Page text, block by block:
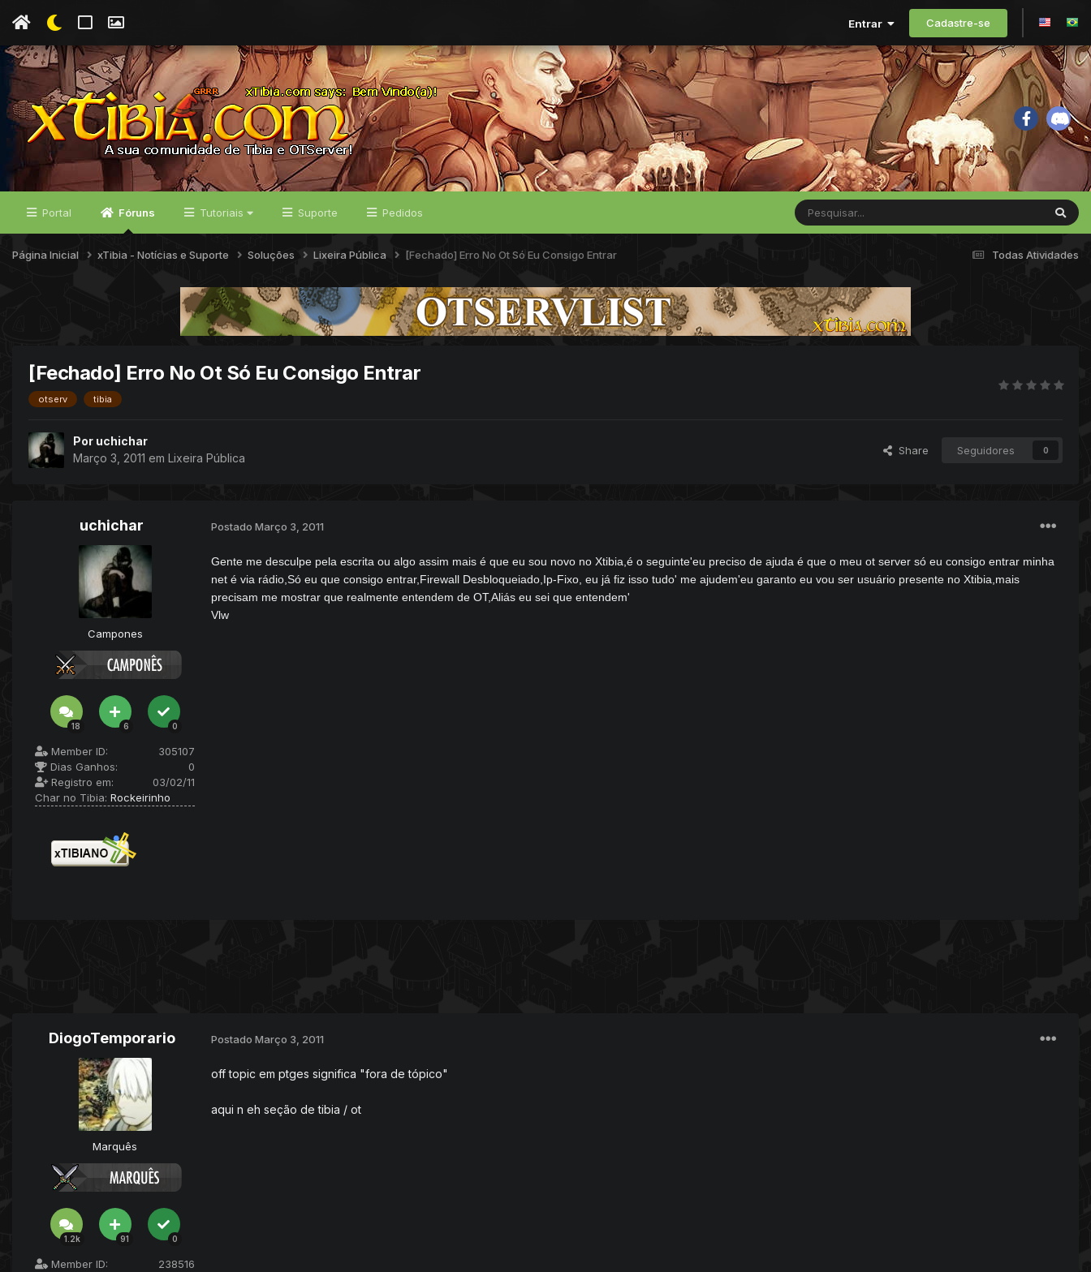
Entrar Cadastre-se
Portal Fóruns Tutoriais Suporte Pedidos
Todas Atividades
Página Inicial xTibia - Notícias e Suporte Soluções Lixeira Pública [Fechado] Erro No Ot Só Eu Consigo Entrar
[Fechado] Erro No Ot Só Eu Consigo Entrar
otserv tibia
Por uchichar
Março 3, 2011 em Lixeira Pública
Share Seguidores 0
uchichar
Campones
18 6 0
Member ID:
305107
Dias Ganhos:
0
Registro em:
03/02/11
Char no Tibia: Rockeirinho
Postado Março 3, 2011
Gente me desculpe pela escrita ou algo assim mais é que eu sou novo no Xtibia,é o seguinte'eu preciso de ajuda é que o meu ot server só eu consigo entrar minha
net é via rádio,Só eu que consigo entrar,Firewall Desbloqueiado,Ip-Fixo, eu já fiz isso tudo' me ajudem'eu garanto eu vou ser usuário presente no Xtibia,mais
precisam me mostrar que realmente entendem de OT,Aliás eu sei que entendem'
Vlw
DiogoTemporario
Marquês
1.2k 91 0
Member ID:
238516
Postado Março 3, 2011
off topic em ptges significa "fora de tópico"
aqui n eh seção de tibia / ot